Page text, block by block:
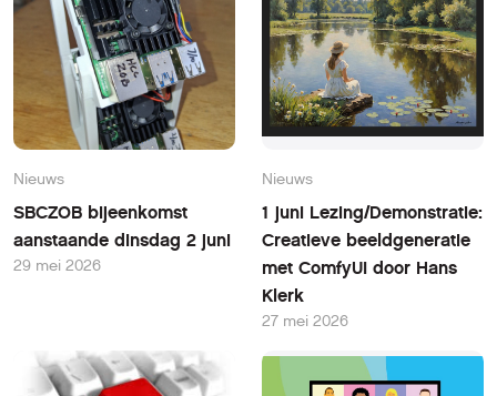
Nieuws
SBCZOB bijeenkomst
aanstaande dinsdag 2 juni
29 mei 2026
Nieuws
1 juni Lezing/Demonstratie:
Creatieve beeldgeneratie
met ComfyUI door Hans
Klerk
27 mei 2026